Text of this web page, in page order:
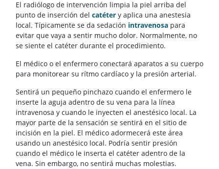
El radiólogo de intervención limpia la piel arriba del
punto de inserción del catéter y aplica una anestesia
local. Típicamente se da sedación intravenosa para
evitar que vaya a sentir mucho dolor. Normalmente, no
se siente el catéter durante el procedimiento.
El médico o el enfermero conectará aparatos a su cuerpo
para monitorear su rítmo cardíaco y la presión arterial.
Sentirá un pequeño pinchazo cuando el enfermero le
inserte la aguja adentro de su vena para la línea
intravenosa y cuando le inyecten el anestésico local. La
mayor parte de la sensación se sentirá en el sitio de
incisión en la piel. El médico adormecerá este área
usando un anestésico local. Podría sentir presión
cuando el médico le inserta el catéter adentro de la
vena. Sin embargo, no sentirá muchas molestias.